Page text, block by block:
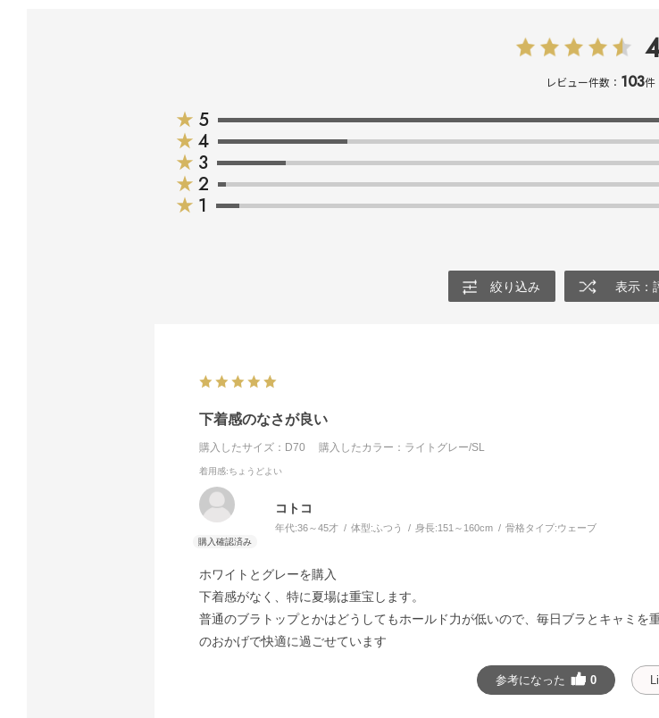
レビュー件数： 103件
★ 5
★ 4
★ 3
★ 2
★ 1
絞り込み 表示：
下着感のなさが良い
購入したサイズ：D70 購入したカラー：ライトグレー/SL
着用感:ちょうどよい
コトコ
年代:36～45才 体型: ふつう 身長:151～160cm 骨格タイプ:ウェーブ
ホワイトとグレーを購入
下着感がなく、特に夏場は重宝します。
普通のブラトップとかはどうしてもホールド力が低いので、毎日ブラとキャミを
のおかげで快適に過ごせています
参考になった 0